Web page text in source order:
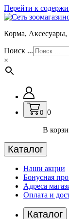
Перейти к
Корма,
Поиск ...
×
0 0
В
Каталог
Наши акции
Бонусная
Адреса
Оплата и
Каталог